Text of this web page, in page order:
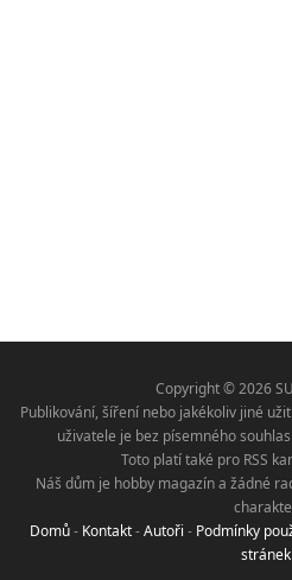
Copyright © 2026
Publikování, šíření nebo jakékoliv jiné
uživatele je bez písemného
Toto platí také pro RSS
Náš dům je hobby magazín a žádné
Domů- Kontakt-Autoři - Podmínky
stránek